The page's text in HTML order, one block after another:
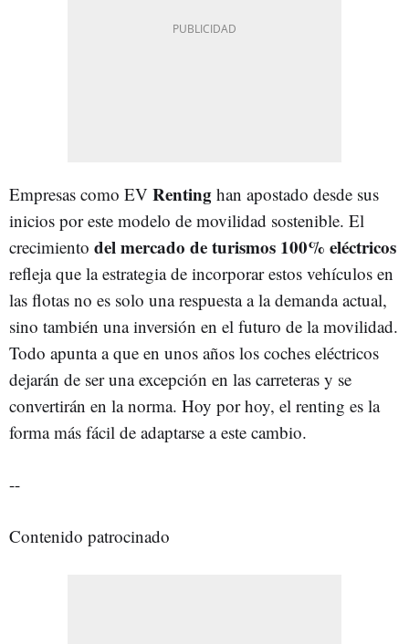
Empresas como EV Renting han apostado desde sus
inicios por este modelo de movilidad sostenible. El
crecimiento del mercado de turismos 100% eléctricos
refleja que la estrategia de incorporar estos vehículos en
las flotas no es solo una respuesta a la demanda actual,
sino también una inversión en el futuro de la movilidad.
Todo apunta a que en unos años los coches eléctricos
dejarán de ser una excepción en las carreteras y se
convertirán en la norma. Hoy por hoy, el renting es la
forma más fácil de adaptarse a este cambio.
--
Contenido patrocinado